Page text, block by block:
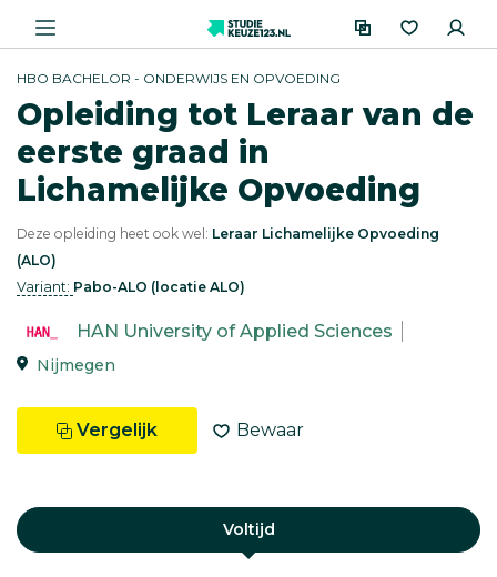
HBO BACHELOR - ONDERWIJS EN OPVOEDING
Opleiding tot Leraar van de
eerste graad in
Lichamelijke Opvoeding
Deze opleiding heet ook wel: Leraar Lichamelijke Opvoeding
(ALO)
Variant: Pabo-ALO (locatie ALO)
HAN University of Applied Sciences
Nijmegen
Vergelijk Bewaar
Voltijd